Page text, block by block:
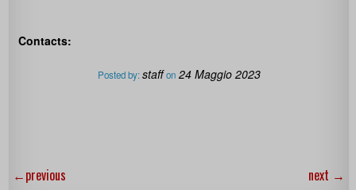
Contacts:
Posted by:staff on 24 Maggio 2023
←previous next →